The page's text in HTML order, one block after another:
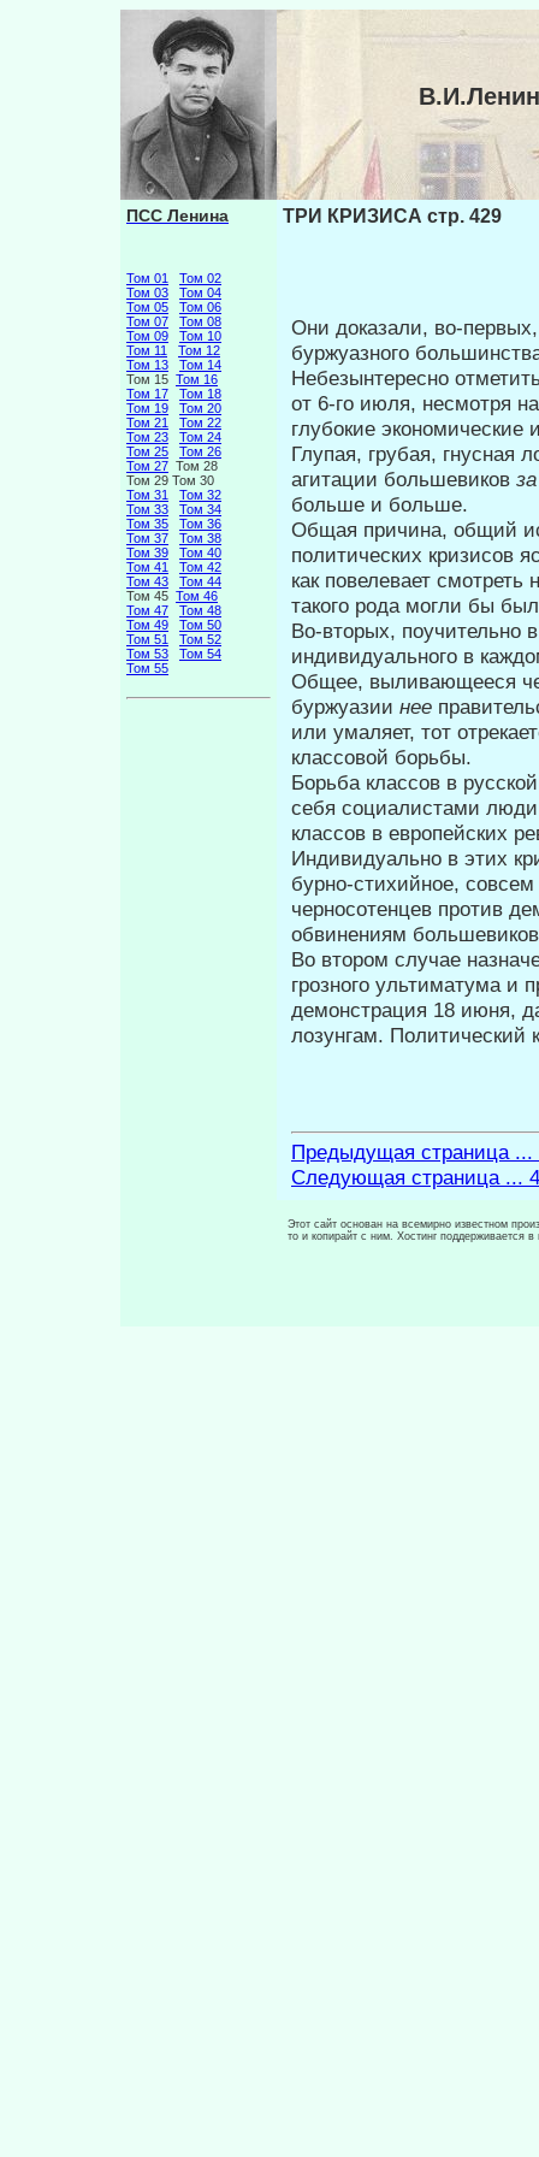
ПСС Ленина
Том 01
Том 02
Том 03
Том 04
Том 05
Том 06
Том 07
Том 08
Том 09
Том 10
Том 11
Том 12
Том 13
Том 14
Том 15 Том 16
Том 17
Том 18
Том 19
Том 20
Том 21
Том 22
Том 23
Том 24
Том 25
Том 26
Том 27 Том 28
Том 29 Том 30
Том 31
Том 32
Том 33
Том 34
Том 35
Том 36
Том 37
Том 38
Том 39
Том 40
Том 41
Том 42
Том 43
Том 44
Том 45 Том 46
Том 47
Том 48
Том 49
Том 50
Том 51
Том 52
Том 53
Том 54
Том 55
ТРИ КРИЗИСА стр. 429
Они доказали, во-
бур­жуазного
Небезынтересно
от 6-го июля, несмотря
глубокие
Глупая, грубая, гнусная
агитации большевиков
больше и больше.
Общая причина, общий
по­литических кризисов
как повеле­вает
такого рода могли бы
Во-вторых, поучительно
индивиду­ального в
Общее, выливающееся
бур­жуазии нее
или умаляет, тот
классовой борь­бы.
Борьба классов в
себя социалистами
классов в европейских
Индивидуально в этих
бурно-стихийное,
черносотенцев против
обвинениям
Во втором случае
грозно­го ультиматума и
демонстрация 18 июня,
лозунгам. Политический
Предыдущая страница ...
Следующая страница ...
Этот сайт основан на всемирно известном
то и копирайт с ним. Хостинг поддерживается